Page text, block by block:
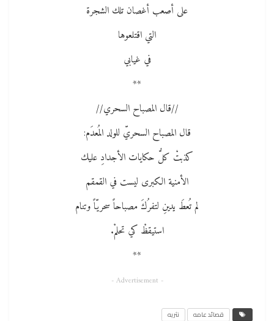
على أصعب أغصان تلك الشجرة
التي اقتلعوها
في غيابي
**
//قال المصباح السحري//
قال المصباح السحريّ للولد المُعدَم:
كذبتْ كلُّ حكايات الأجدادِ عليك
الأمنية الكبرى ليست في القمقم
لم تُعطَ يدينِ لتفرُكَ مصباحاً سحريّاً وتنام
استيقظْ كي تحلمْ.
**
- Advertisement -
قصائد عامه نثريه